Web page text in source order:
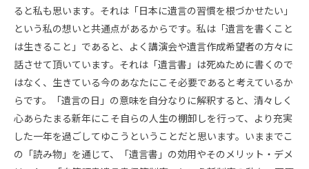
ると私も思います。それは「日本に遺言の習慣を根づかせたい」
という私の想いと共通点があるからです。私は「遺言を書くこと
は生きること」であると、よく講演会や遺言作成希望者の方々に
話させて頂いています。それは「遺言書」は死ぬために書くので
はなく、生きている今のあなたにこそ必要であると考えているか
らです。「遺言の日」の意味を自分なりに解釈すると、清々しく
心あらたまる新年にこそ自らの人生の棚卸しを行って、より充実
した一年を過ごしてゆこうということだと思います。いままでこ
の「読み物」を通じて、「遺言書」の効用やそのメリット・デメ